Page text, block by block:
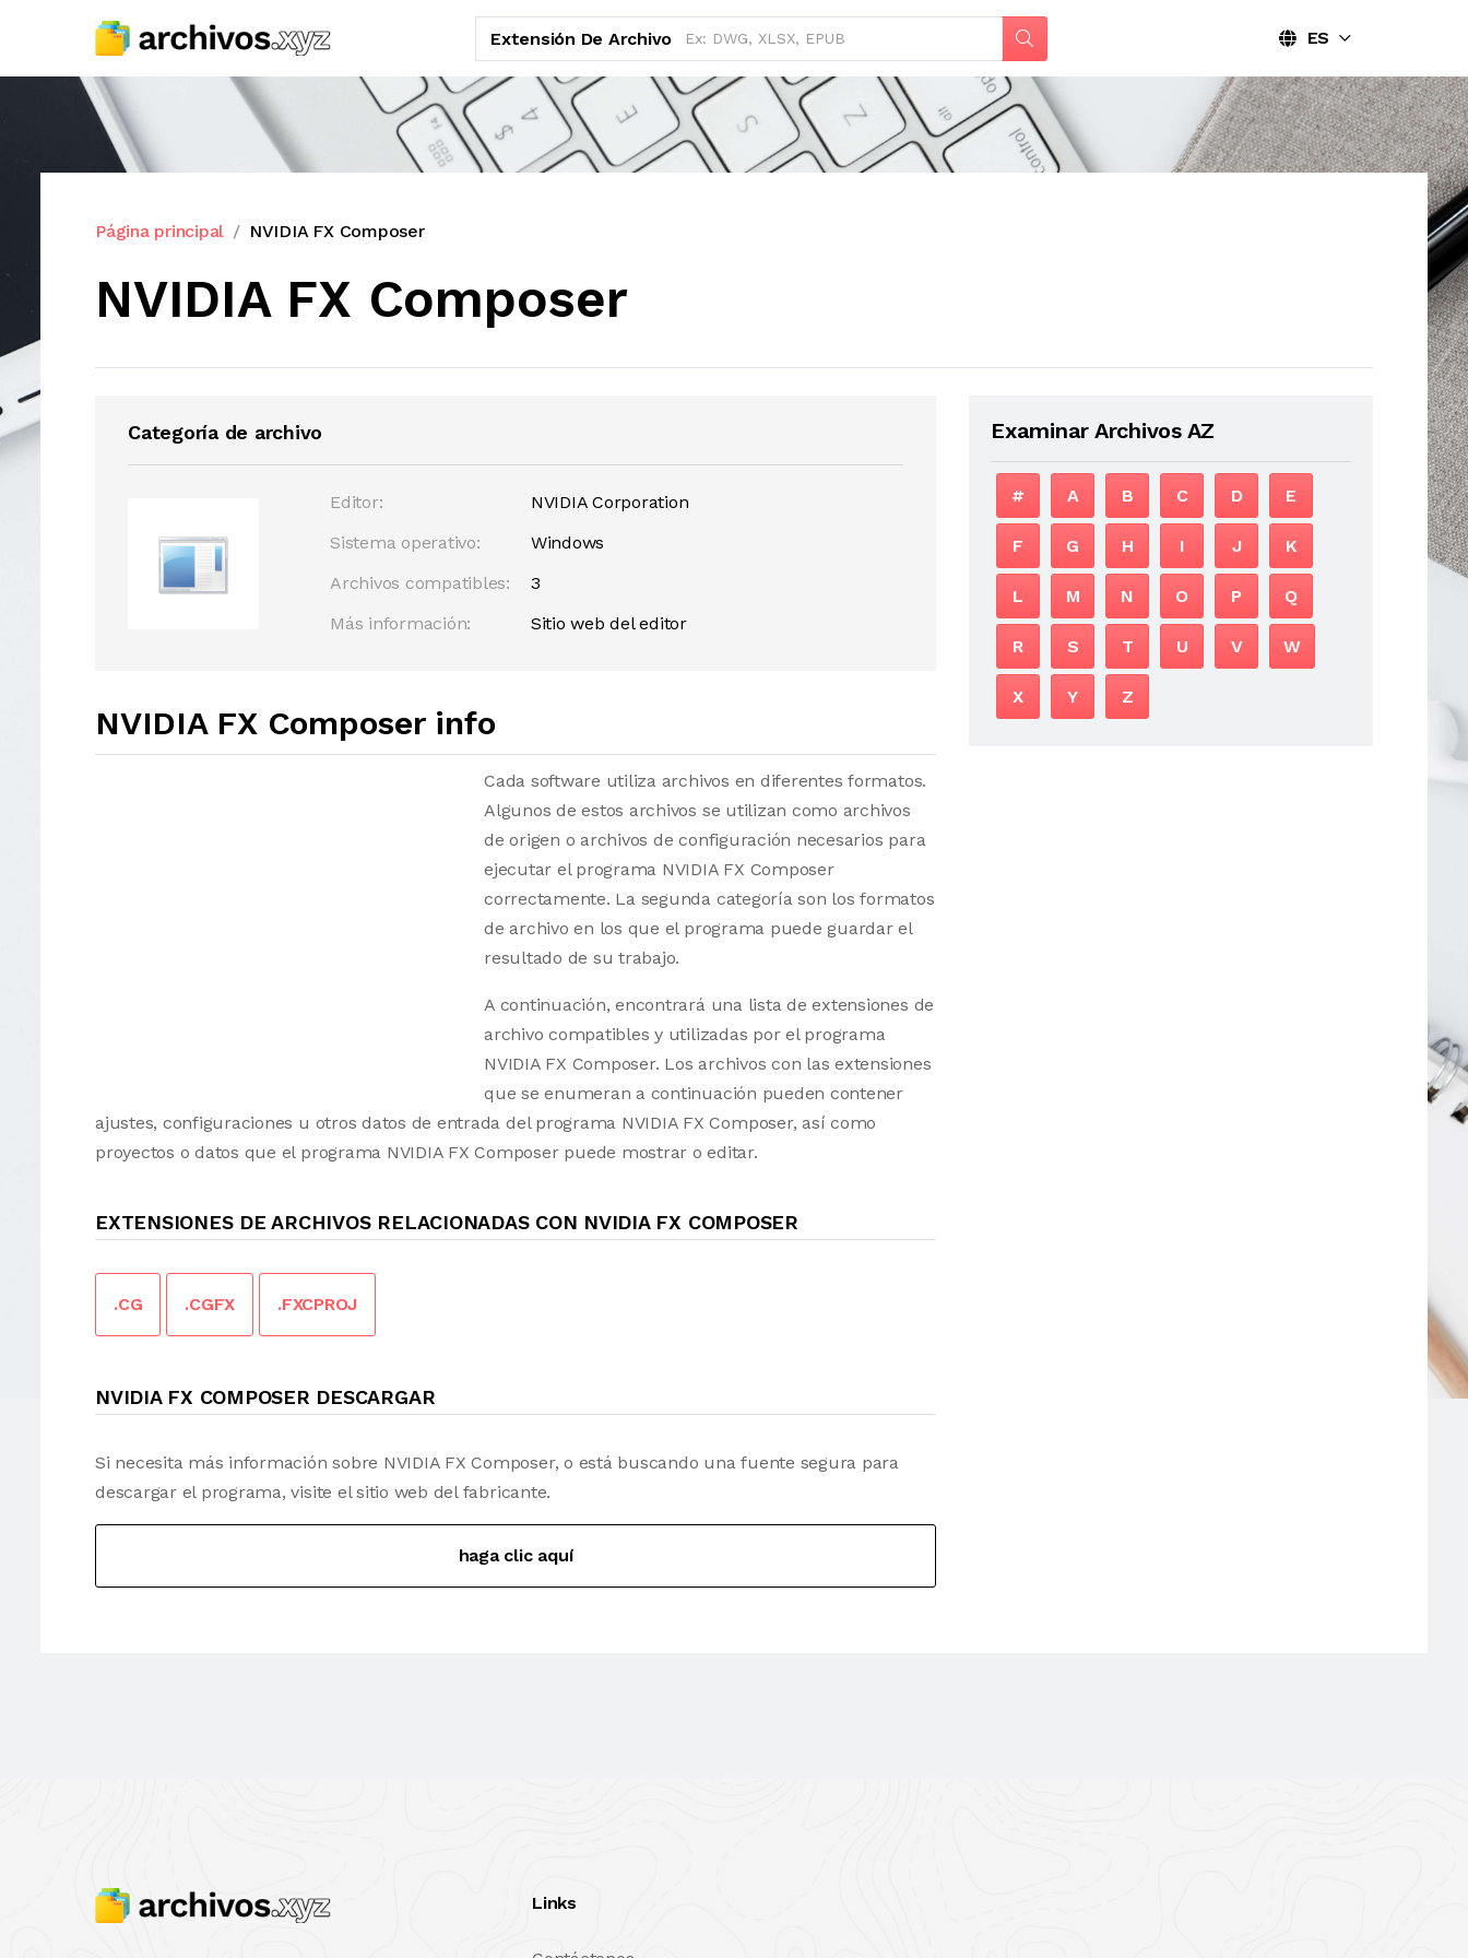
Extensión De Archivo ES
Página principal NVIDIA FX Composer
NVIDIA FX Composer
Categoría de archivo
Editor:
NVIDIA Corporation
Sistema operativo:
Windows
Archivos compatibles:
3
Más información:
Sitio web del editor
NVIDIA FX Composer info
Cada software utiliza archivos en diferentes formatos.
Algunos de estos archivos se utilizan como archivos
de origen o archivos de configuración necesarios para
ejecutar el programa NVIDIA FX Composer
correctamente. La segunda categoría son los formatos
de archivo en los que el programa puede guardar el
resultado de su trabajo.
A continuación, encontrará una lista de extensiones de
archivo compatibles y utilizadas por el programa
NVIDIA FX Composer. Los archivos con las extensiones
que se enumeran a continuación pueden contener
ajustes, configuraciones u otros datos de entrada del programa NVIDIA FX Composer, así como
proyectos o datos que el programa NVIDIA FX Composer puede mostrar o editar.
EXTENSIONES DE ARCHIVOS RELACIONADAS CON NVIDIA FX COMPOSER
.CG .CGFX .FXCPROJ
NVIDIA FX COMPOSER DESCARGAR
Si necesita más información sobre NVIDIA FX Composer, o está buscando una fuente segura para
descargar el programa, visite el sitio web del fabricante.
haga clic aquí
Examinar Archivos AZ
# A B C D E
F G H I J K
L M N O P Q
R S T U V W
X Y Z
Links